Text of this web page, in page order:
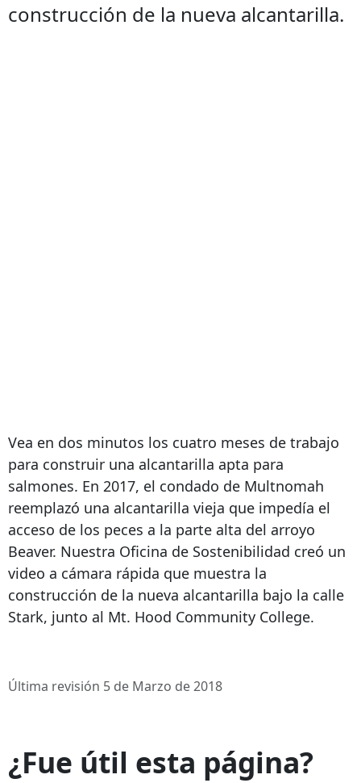
construcción de la nueva alcantarilla.
Vea en dos minutos los cuatro meses de trabajo
para construir una alcantarilla apta para
salmones. En 2017, el condado de Multnomah
reemplazó una alcantarilla vieja que impedía el
acceso de los peces a la parte alta del arroyo
Beaver. Nuestra Oficina de Sostenibilidad creó un
video a cámara rápida que muestra la
construcción de la nueva alcantarilla bajo la calle
Stark, junto al Mt. Hood Community College.
Última revisión 5 de Marzo de 2018
¿Fue útil esta página?